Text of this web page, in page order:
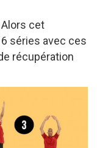
cet
séries avec ces
récupération